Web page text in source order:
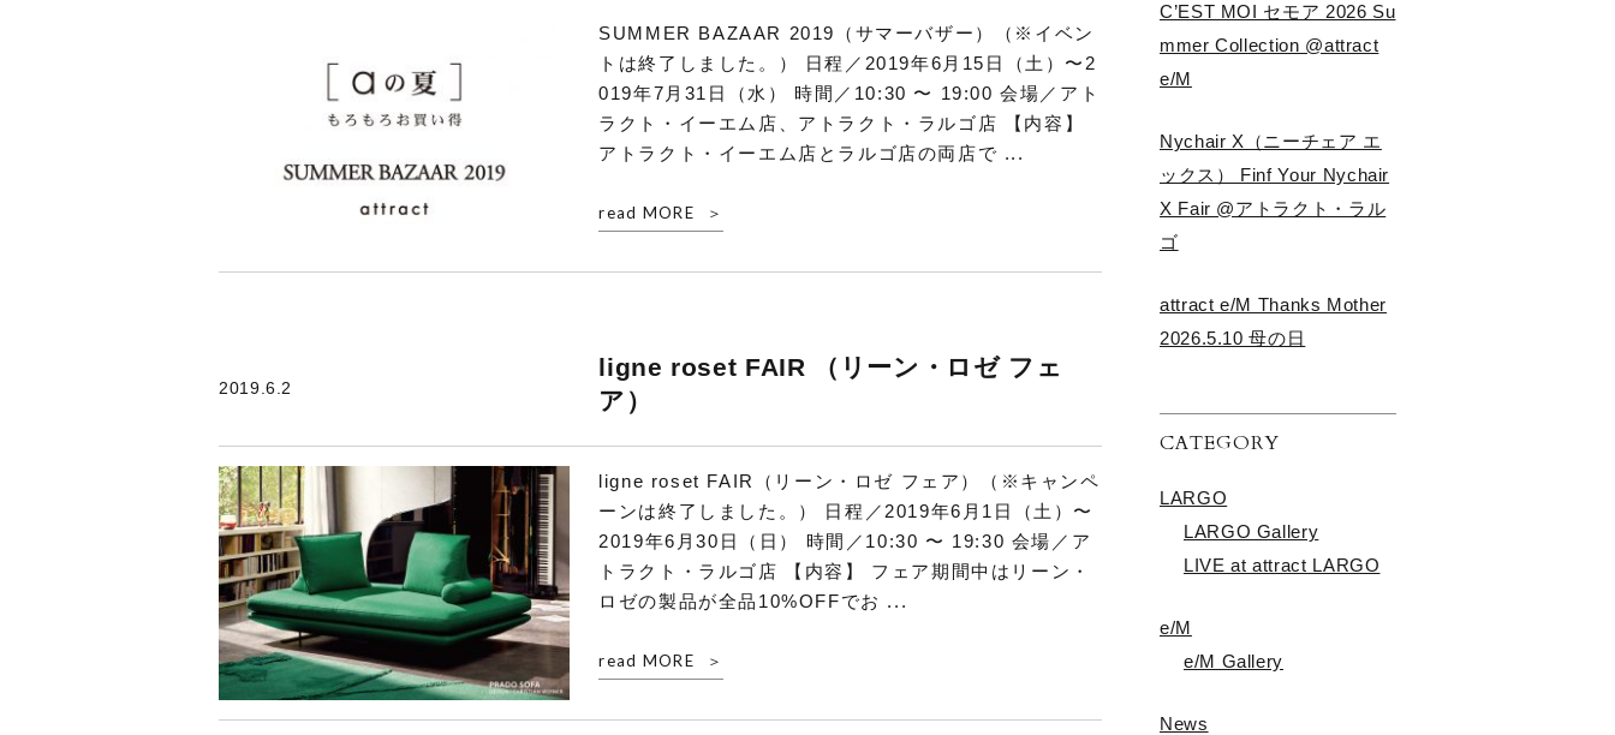
SUMMER BAZAAR 2019（サマーバザー）（※イベン
トは終了しました。） 日程／2019年6月15日（土）〜2
019年7月31日（水） 時間／10:30 〜 19:00 会場／アト
ラクト・イーエム店、アトラクト・ラルゴ店 【内容】
アトラクト・イーエム店とラルゴ店の両店で ...
read MORE
2019.6.2
ligne roset FAIR （リーン・ロゼ フェ
ア）
ligne roset FAIR（リーン・ロゼ フェア）（※キャンペ
ーンは終了しました。） 日程／2019年6月1日（土）〜
2019年6月30日（日） 時間／10:30 〜 19:30 会場／ア
トラクト・ラルゴ店 【内容】 フェア期間中はリーン・
ロゼの製品が全品10%OFFでお ...
read MORE
C’EST MOI セモア 2026 Su
mmer Collection @attract
e/M
Nychair X（ニーチェア エ
ックス） Finf Your Nychair
X Fair @アトラクト・ラル
ゴ
attract e/M Thanks Mother
2026.5.10 母の日
CATEGORY
LARGO
LARGO Gallery
LIVE at attract LARGO
e/M
e/M Gallery
News